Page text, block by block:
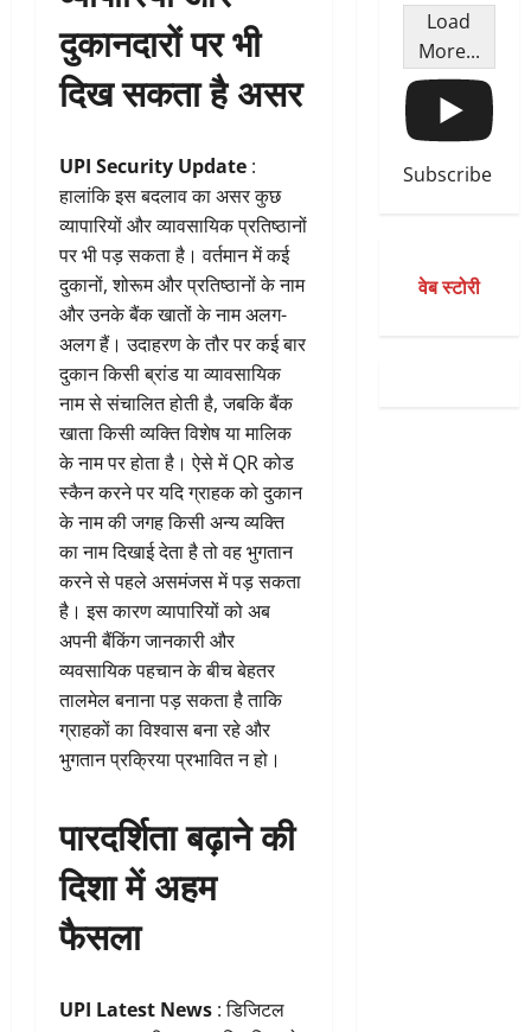
दुकानदारों पर भी
दिख सकता है असर
UPI Security Update :
हालांकि इस बदलाव का असर कुछ
व्यापारियों और व्यावसायिक प्रतिष्ठानों
पर भी पड़ सकता है। वर्तमान में कई
दुकानों, शोरूम और प्रतिष्ठानों के नाम
और उनके बैंक खातों के नाम अलग-
अलग हैं। उदाहरण के तौर पर कई बार
दुकान किसी ब्रांड या व्यावसायिक
नाम से संचालित होती है, जबकि बैंक
खाता किसी व्यक्ति विशेष या मालिक
के नाम पर होता है। ऐसे में QR कोड
स्कैन करने पर यदि ग्राहक को दुकान
के नाम की जगह किसी अन्य व्यक्ति
का नाम दिखाई देता है तो वह भुगतान
करने से पहले असमंजस में पड़ सकता
है। इस कारण व्यापारियों को अब
अपनी बैंकिंग जानकारी और
व्यवसायिक पहचान के बीच बेहतर
तालमेल बनाना पड़ सकता है ताकि
ग्राहकों का विश्वास बना रहे और
भुगतान प्रक्रिया प्रभावित न हो।
पारदर्शिता बढ़ाने की
दिशा में अहम
फैसला
UPI Latest News : डिजिटल
Load
More...
Subscribe
वेब स्टोरी